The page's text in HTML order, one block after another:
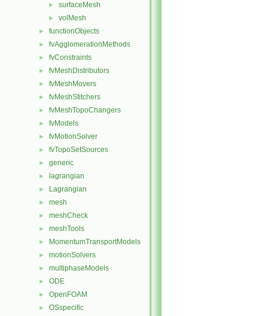
► surfaceMesh
► volMesh
► functionObjects
► fvAgglomerationMethods
► fvConstraints
► fvMeshDistributors
► fvMeshMovers
► fvMeshStitchers
► fvMeshTopoChangers
► fvModels
► fvMotionSolver
► fvTopoSetSources
► generic
► lagrangian
► Lagrangian
► mesh
► meshCheck
► meshTools
► MomentumTransportModels
► motionSolvers
► multiphaseModels
► ODE
► OpenFOAM
► OSspecific